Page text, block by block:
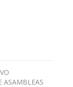
ASAMBLEAS